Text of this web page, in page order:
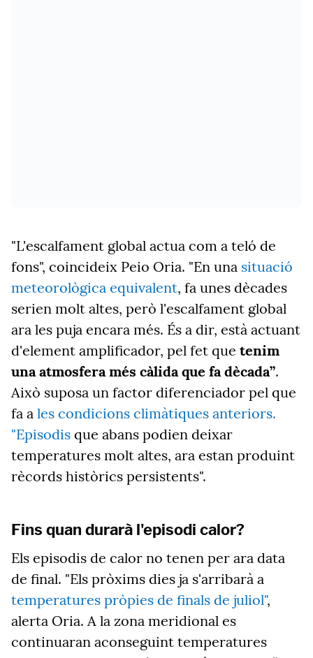
"L'escalfament global actua com a teló de
fons", coincideix Peio Oria. "En una situació
meteorològica equivalent, fa unes dècades
serien molt altes, però l'escalfament global
ara les puja encara més. És a dir, està actuant
d'element amplificador, pel fet que tenim
una atmosfera més càlida que fa dècada”.
Això suposa un factor diferenciador pel que
fa a les condicions climàtiques anteriors.
"Episodis que abans podien deixar
temperatures molt altes, ara estan produint
rècords històrics persistents".
Fins quan durarà l'episodi calor?
Els episodis de calor no tenen per ara data
de final. "Els pròxims dies ja s'arribarà a
temperatures pròpies de finals de juliol",
alerta Oria. A la zona meridional es
continuaran aconseguint temperatures